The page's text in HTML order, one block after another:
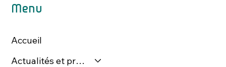
Menu
Accueil
Actualités et presse